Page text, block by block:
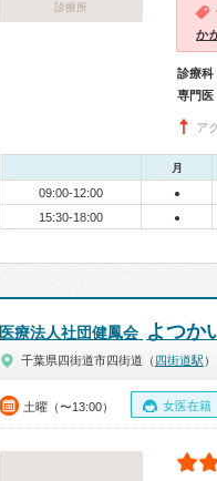
診療所
か
診療科
専門医
ア
月
09:00-12:00 ●
15:30-18:00 ●
医療法人社団健鳳会 よつか
千葉県四街道市四街道（ 四街道駅 ）
土曜（〜13:00） 女医在籍